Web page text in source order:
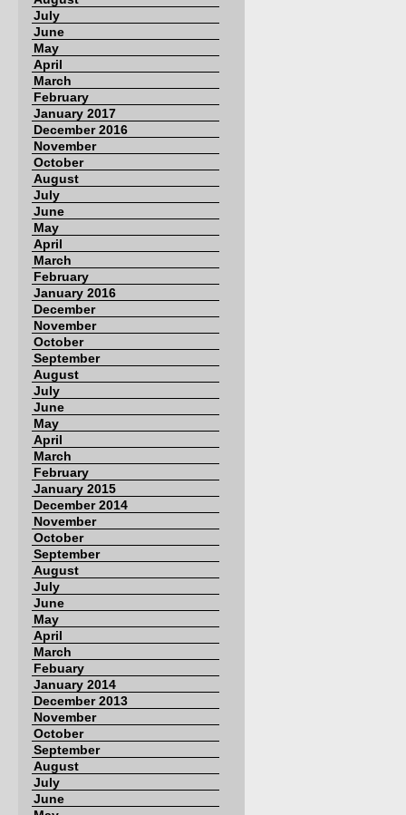
July
June
May
April
March
February
January 2017
December 2016
November
October
August
July
June
May
April
March
February
January 2016
December
November
October
September
August
July
June
May
April
March
February
January 2015
December 2014
November
October
September
August
July
June
May
April
March
Febuary
January 2014
December 2013
November
October
September
August
July
June